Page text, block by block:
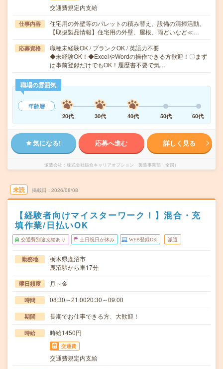
交通費規定内支給
仕事内容
住宅用の外壁等のパレットの積み替え、設備の清掃活動。
【取扱製品情報】住宅用の外壁、屋根、雨どいなど≪…
応募資格
職種未経験OK / ブランクOK / 英語力不要
◆未経験OK！◆ExcelやWordの操作できる方歓迎！〇まず
は事前登録だけでもOK！履歴書不要で気…
職場の雰囲気
年齢層
20代
30代 40代 50代 60代
気になる! 応募へ進む 詳しく見る
派遣会社 株式会社綜合キャリアオプション 製造事業部（全国）
未読 掲載日 2026/08/08
【経験者向けマイスターワーク！】混合・充
填作業/日払いOK
交通費別途支給あり 土日祝日が休み WEB登録OK 派遣
勤務地
栃木県鹿沼市
鹿沼駅から車17分
曜日頻度 月～金
時間 08:30～21:0020:30～09:00
期間 長期でお仕事できる方、大歓迎！
時給 時給1450円
交通費
交通費規定内支給